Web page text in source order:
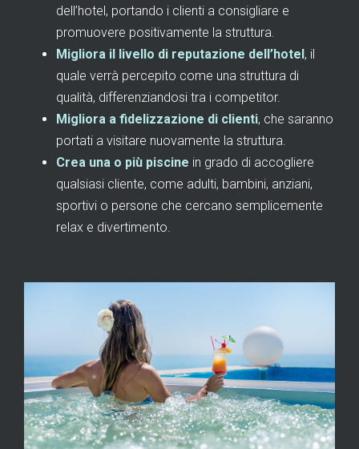
dell’hotel, portando i clienti a consigliare e
promuovere positivamente la struttura.
Migliora il livello di reputazione dell’hotel, il
quale verrà percepito come una struttura di
qualità, differenziandosi tra i competitor.
Migliora a fidelizzazione di clienti, che saranno
portati a visitare nuovamente la struttura.
Crea una o più piscine in grado di accogliere
qualsiasi cliente, come adulti, bambini, anziani,
sportivi o persone che cercano semplicemente
relax e divertimento.